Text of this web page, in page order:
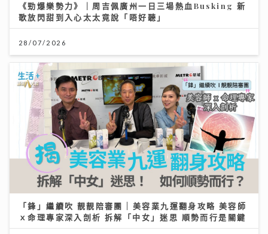
《勁爆樂勢力》｜周吉佩廣州一日三場熱血Busking 新
歌放閃甜到入心太太竟說「唔好聽」
28/07/2026
「鋒」繼續吹 靚靚陪審團 | 美容業九運翻身攻略 美容師
ｘ命理專家深入剖析 拆解「中女」迷思 順勢而行是關鍵